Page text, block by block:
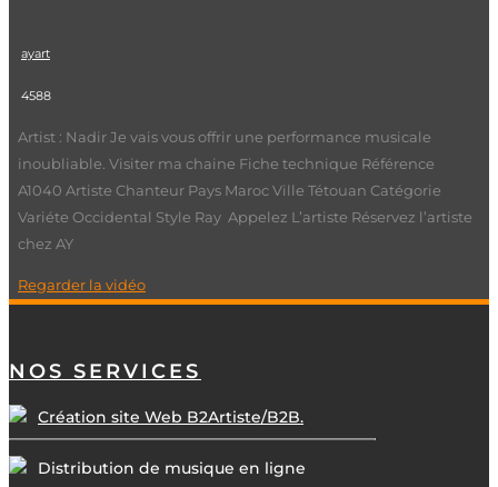
ayart
4588
Artist : Nadir Je vais vous offrir une performance musicale
inoubliable. Visiter ma chaine Fiche technique Référence
A1040 Artiste Chanteur Pays Maroc Ville Tétouan Catégorie
Variéte Occidental Style Ray Appelez L’artiste Réservez l’artiste
chez AY
Regarder la vidéo
NOS SERVICES
Création site Web B2Artiste/B2B.
Distribution de musique en ligne